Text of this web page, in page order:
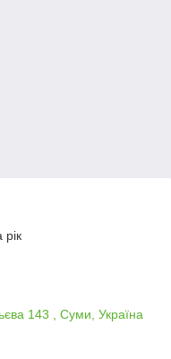
рік
143 , Суми, Україна